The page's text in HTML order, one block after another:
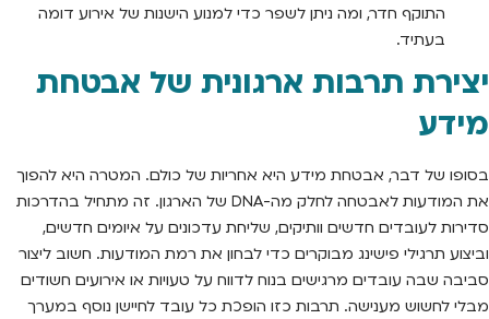
התוקף חדר, ומה ניתן לשפר כדי למנוע הישנות של אירוע דומה
בעתיד.
יצירת תרבות ארגונית של אבטחת
מידע
בסופו של דבר, אבטחת מידע היא אחריות של כולם. המטרה היא להפוך
את המודעות לאבטחה לחלק מה-DNA של הארגון. זה מתחיל בהדרכות
סדירות לעובדים חדשים וותיקים, שליחת עדכונים על איומים חדשים,
וביצוע תרגילי פישינג מבוקרים כדי לבחון את רמת המודעות. חשוב ליצור
סביבה שבה עובדים מרגישים בנוח לדווח על טעויות או אירועים חשודים
מבלי לחשוש מענישה. תרבות כזו הופכת כל עובד לחיישן נוסף במערך